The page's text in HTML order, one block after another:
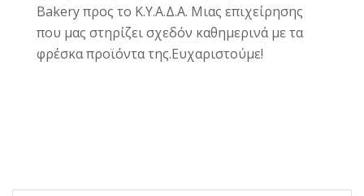
Bakery προς το Κ.Υ.Α.Δ.Α. Μιας επιχείρησης
που μας στηρίζει σχεδόν καθημερινά με τα
φρέσκα προϊόντα της.Ευχαριστούμε!